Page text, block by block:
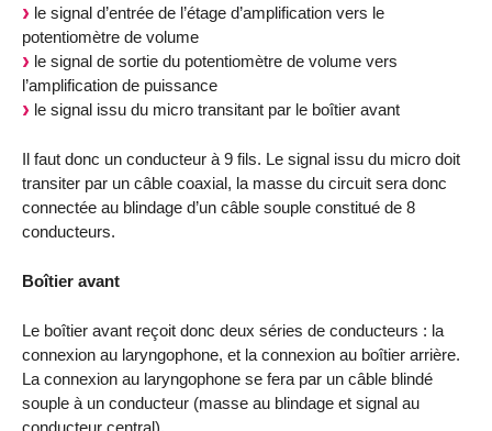
le signal d’entrée de l’étage d’amplification vers le
potentiomètre de volume
le signal de sortie du potentiomètre de volume vers
l’amplification de puissance
le signal issu du micro transitant par le boîtier avant
Il faut donc un conducteur à 9 fils. Le signal issu du micro doit
transiter par un câble coaxial, la masse du circuit sera donc
connectée au blindage d’un câble souple constitué de 8
conducteurs.
Boîtier avant
Le boîtier avant reçoit donc deux séries de conducteurs : la
connexion au laryngophone, et la connexion au boîtier arrière.
La connexion au laryngophone se fera par un câble blindé
souple à un conducteur (masse au blindage et signal au
conducteur central).